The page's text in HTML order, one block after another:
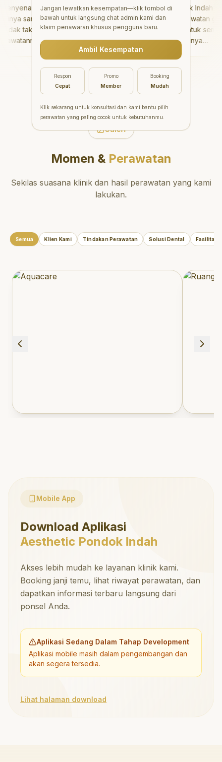
sangat baik
takut sama
tidak
setelahnya.
ke dokter
"Aesthetic Pondok Indah
menawarkan perawatan gigi
yang luar biasa untuk semua
orang. Dokter giginya
profesional, ramah, dan
meluangkan waktu untuk
mengedukasi pasien tentang
kesehatan gigi dan mulut
yang baik. Klinik ini terletak di
daerah yang strategis,
sehingga nyaman untuk
direkomendasikan untuk
dan berkualitas!
Galeri
Momen &Perawatan
Sekilas suasana klinik dan hasil perawatan yang kami
lakukan.
Semua Klien Kami Tindakan Perawatan Solusi Dental Fasilitas
Mobile App
Download Aplikasi
Aesthetic Pondok Indah
Akses lebih mudah ke layanan klinik kami.
Booking janji temu, lihat riwayat perawatan, dan
dapatkan informasi terbaru langsung dari
ponsel Anda.
Aplikasi Sedang Dalam Tahap Development
Aplikasi mobile masih dalam pengembangan dan
akan segera tersedia.
Lihat halaman download
Jangan lewatkan kesempatan—klik tombol di
bawah untuk langsung chat admin kami dan
klaim penawaran khusus pengguna baru.
Ambil Kesempatan
Respon
Cepat
Promo
Member
Booking
Mudah
Klik sekarang untuk konsultasi dan kami bantu pilih
perawatan yang paling cocok untuk kebutuhanmu.